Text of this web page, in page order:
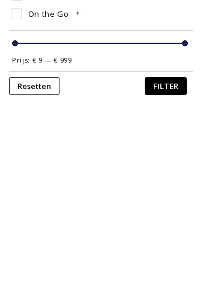
On the Go
Prijs: € 9 —€ 999
Resetten FILTER